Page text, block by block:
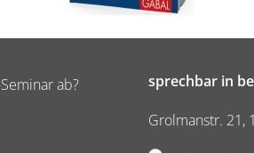
ab?
sprechbar in
Grolmanstr. 21,